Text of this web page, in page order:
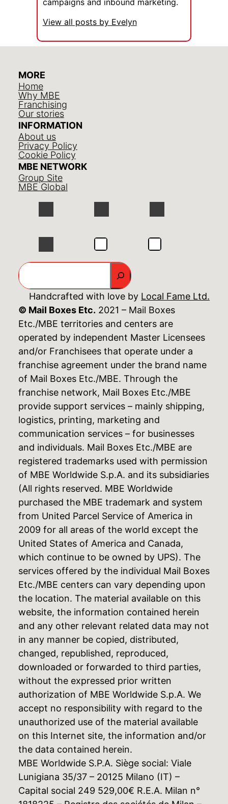
campaigns and inbound marketing.
View all posts by Evelyn
MORE
Home
Why MBE
Franchising
Our stories
INFORMATION
About us
Privacy Policy
Cookie Policy
MBE NETWORK
Group Site
MBE Global
GO
Handcrafted with love by Local Fame Ltd.
© Mail Boxes Etc. 2021 – Mail Boxes
Etc./MBE territories and centers are
operated by independent Master Licensees
and/or Franchisees that operate under a
franchise agreement under the brand name
of Mail Boxes Etc./MBE. Through the
franchise network, Mail Boxes Etc./MBE
provide support services – mainly shipping,
logistics, printing, marketing and
communication services – for businesses
and individuals. Mail Boxes Etc./MBE are
registered trademarks used with permission
of MBE Worldwide S.p.A. and its subsidiaries
(All rights reserved. MBE Worldwide
purchased the MBE trademark and system
from United Parcel Service of America in
2009 for all areas of the world except the
United States of America and Canada,
which continue to be owned by UPS). The
services offered by the individual Mail Boxes
Etc./MBE centers can vary depending upon
the location. The material available on this
website, the information contained herein
and any other relevant related data may not
in any manner be copied, distributed,
changed, republished, reproduced,
downloaded or forwarded to third parties,
without the expressed prior written
authorization of MBE Worldwide S.p.A. We
accept no responsibility with regard to the
unauthorized use of the material available
on this Internet site, the information and/or
the data contained herein.
MBE Worldwide S.P.A. Siège social: Viale
Lunigiana 35/37 – 20125 Milano (IT) –
Capital social 249 529,00€ R.E.A. Milan n°